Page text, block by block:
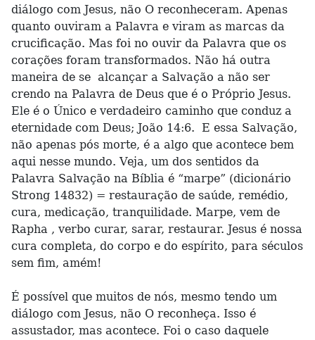
diálogo com Jesus, não O reconheceram. Apenas
quanto ouviram a Palavra e viram as marcas da
crucificação. Mas foi no ouvir da Palavra que os
corações foram transformados. Não há outra
maneira de se alcançar a Salvação a não ser
crendo na Palavra de Deus que é o Próprio Jesus.
Ele é o Único e verdadeiro caminho que conduz a
eternidade com Deus; João 14:6. E essa Salvação,
não apenas pós morte, é a algo que acontece bem
aqui nesse mundo. Veja, um dos sentidos da
Palavra Salvação na Bíblia é “marpe” (dicionário
Strong 14832) = restauração de saúde, remédio,
cura, medicação, tranquilidade. Marpe, vem de
Rapha , verbo curar, sarar, restaurar. Jesus é nossa
cura completa, do corpo e do espírito, para séculos
sem fim, amém!
É possível que muitos de nós, mesmo tendo um
diálogo com Jesus, não O reconheça. Isso é
assustador, mas acontece. Foi o caso daquele